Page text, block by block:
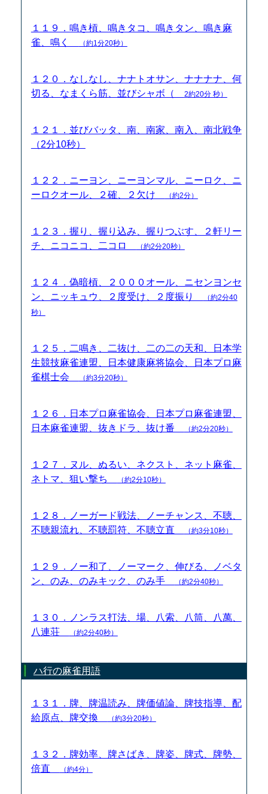
１１９．鳴き槓、鳴きタコ、鳴きタン、鳴き麻
雀、鳴く
（約1分20秒）
１２０．なしなし、ナナトオサン、ナナナナ、何
切る、なまくら筋、並びシャボ（
2約20分 秒）
１２１．並びバッタ、南、南家、南入、南北戦争
（2分10秒）
１２２．ニーヨン、ニーヨンマル、ニーロク、ニ
ーロクオール、２確、２欠け
（約2分）
１２３．握り、握り込み、握りつぶす、２軒リー
チ、ニコニコ、二コロ
（約2分20秒）
１２４．偽暗槓、２０００オール、ニセンヨンセ
ン、ニッキュウ、２度受け、２度振り
（約2分40
秒）
１２５．二鳴き、二抜け、二の二の天和、日本学
生競技麻雀連盟、日本健康麻将協会、日本プロ麻
雀棋士会
（約3分20秒）
１２６．日本プロ麻雀協会、日本プロ麻雀連盟、
日本麻雀連盟、抜きドラ、抜け番
（約2分20秒）
１２７．ヌル、ぬるい、ネクスト、ネット麻雀、
ネトマ、狙い撃ち
（約2分10秒）
１２８．ノーガード戦法、ノーチャンス、不聴、
不聴親流れ、不聴罰符、不聴立直
（約3分10秒）
１２９．ノー和了、ノーマーク、伸びる、ノベタ
ン、のみ、のみキック、のみ手
（約2分40秒）
１３０．ノンラス打法、場、八索、八筒、八萬、
八連荘
（約2分40秒）
ハ行の麻雀用語
１３１．牌、牌温読み、牌価値論、牌技指導、配
給原点、牌交換
（約3分20秒）
１３２．牌効率、牌さばき、牌姿、牌式、牌勢、
倍直
（約4分）